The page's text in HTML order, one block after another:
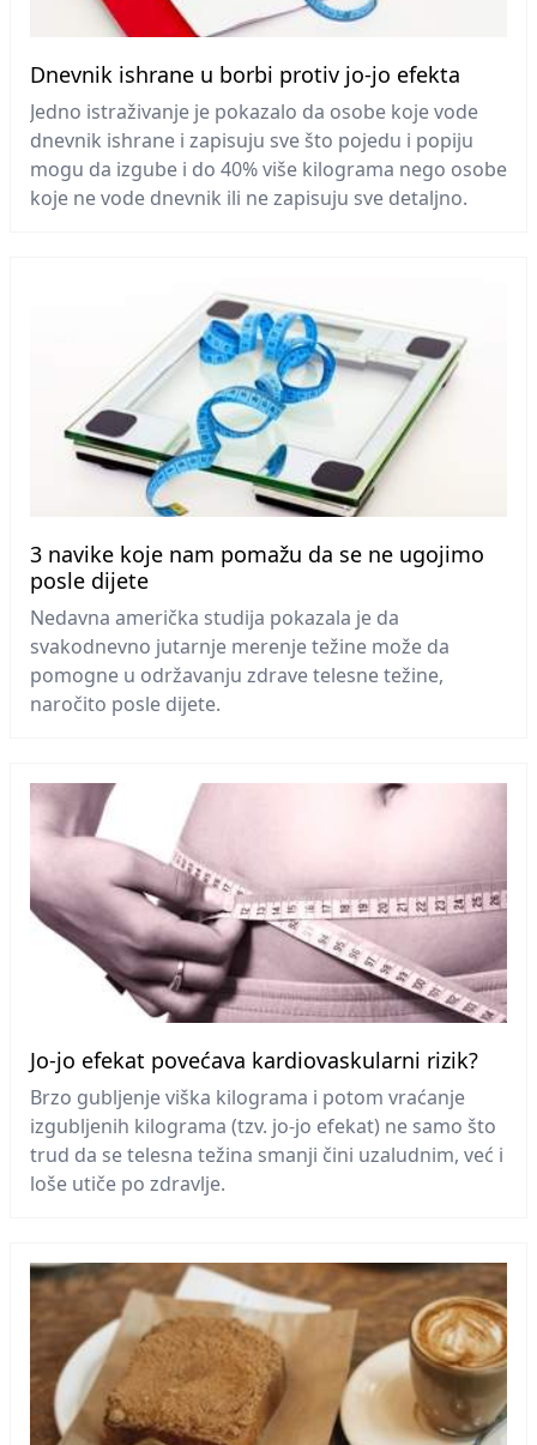
Dnevnik ishrane u borbi protiv jo-jo efekta
Jedno istraživanje je pokazalo da osobe koje vode
dnevnik ishrane i zapisuju sve što pojedu i popiju
mogu da izgube i do 40% više kilograma nego osobe
koje ne vode dnevnik ili ne zapisuju sve detaljno.
3 navike koje nam pomažu da se ne ugojimo
posle dijete
Nedavna američka studija pokazala je da
svakodnevno jutarnje merenje težine može da
pomogne u održavanju zdrave telesne težine,
naročito posle dijete.
Jo-jo efekat povećava kardiovaskularni rizik?
Brzo gubljenje viška kilograma i potom vraćanje
izgubljenih kilograma (tzv. jo-jo efekat) ne samo što
trud da se telesna težina smanji čini uzaludnim, već i
loše utiče po zdravlje.